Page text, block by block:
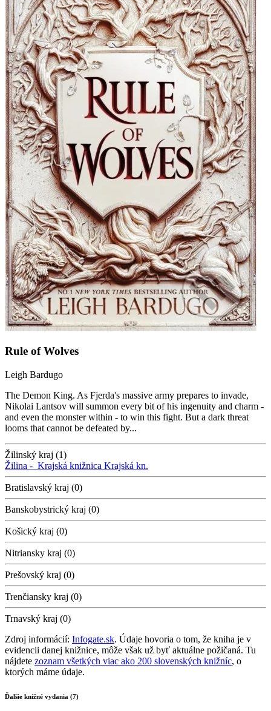
Rule of Wolves
Leigh Bardugo
The Demon King. As Fjerda's massive army prepares to invade,
Nikolai Lantsov will summon every bit of his ingenuity and charm -
and even the monster within - to win this fight. But a dark threat
looms that cannot be defeated by...
Žilinský kraj (1)
Žilina - Krajská knižnica Krajská kn.
Bratislavský kraj (0)
Banskobystrický kraj (0)
Košický kraj (0)
Nitriansky kraj (0)
Prešovský kraj (0)
Trenčiansky kraj (0)
Trnavský kraj (0)
Zdroj informácií: Infogate.sk. Údaje hovoria o tom, že kniha je v
evidencii danej knižnice, môže však už byť aktuálne požičaná. Tu
nájdete zoznam všetkých viac ako 200 slovenských knižníc, o
ktorých máme údaje.
Ďalšie knižné vydania (7)